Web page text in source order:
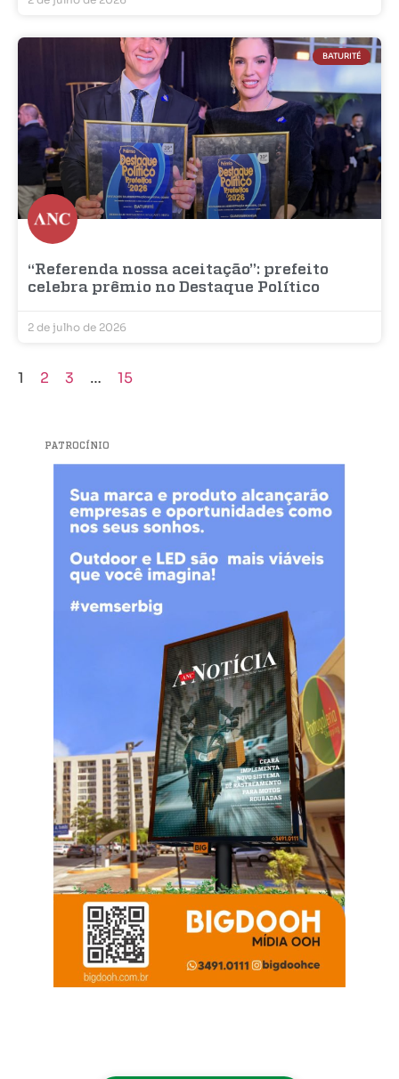
BATURITÉ
“Referenda nossa aceitação”: prefeito
celebra prêmio no Destaque Político
2 de julho de 2026
1 2 3 … 15
PATROCÍNIO